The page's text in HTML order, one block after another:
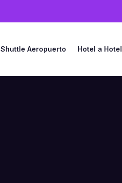
Shuttle Aeropuerto Hotel a Hotel